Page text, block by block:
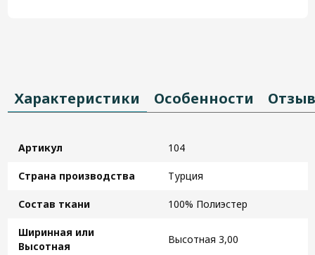
Характеристики Особенности
Артикул 104
Страна производства Турция
Состав ткани 100% Полиэстер
Ширинная или
Высотная
Высотная 3,00